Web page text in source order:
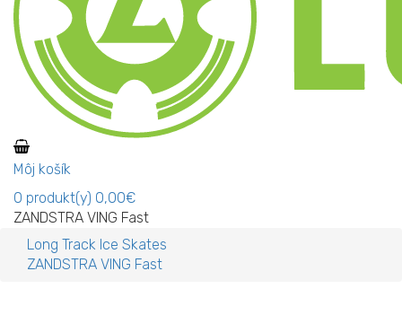
Môj košík
0 produkt(y) 0,00€
ZANDSTRA VING Fast
Long Track Ice Skates
ZANDSTRA VING Fast